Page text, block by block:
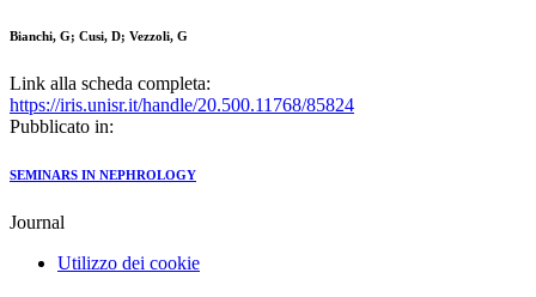
Bianchi, G; Cusi, D; Vezzoli, G
Link alla scheda completa:
https://iris.unisr.it/handle/20.500.11768/85824
Pubblicato in:
SEMINARS IN NEPHROLOGY
Journal
Utilizzo dei cookie